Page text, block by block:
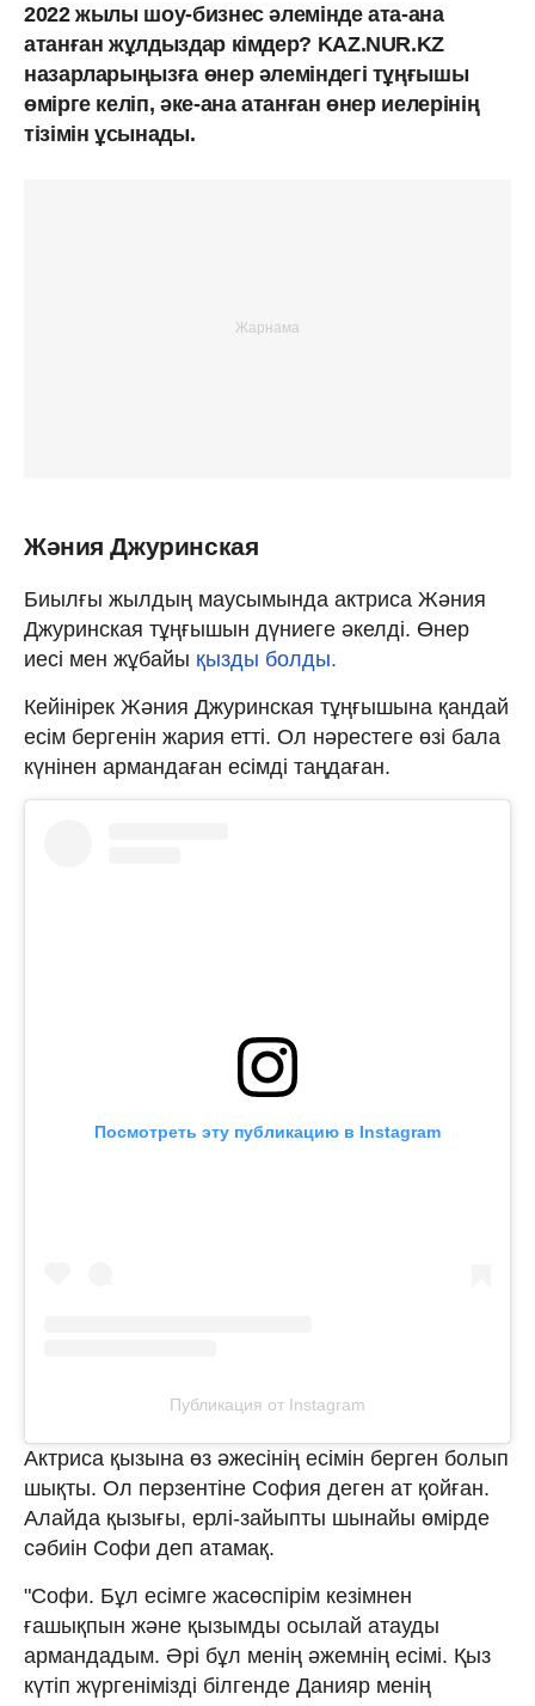
2022 жылы шоу-бизнес әлемінде ата-ана
атанған жұлдыздар кімдер? KAZ.NUR.KZ
назарларыңызға өнер әлеміндегі тұңғышы
өмірге келіп, әке-ана атанған өнер иелерінің
тізімін ұсынады.
Жәния Джуринская
Биылғы жылдың маусымында актриса Жәния
Джуринская тұңғышын дүниеге әкелді. Өнер
иесі мен жұбайы қызды болды.
Кейінірек Жәния Джуринская тұңғышына қандай
есім бергенін жария етті. Ол нәрестеге өзі бала
күнінен армандаған есімді таңдаған.
Посмотреть эту публикацию в Instagram
Публикация от Instagram
Актриса қызына өз әжесінің есімін берген болып
шықты. Ол перзентіне София деген ат қойған.
Алайда қызығы, ерлі-зайыпты шынайы өмірде
сәбиін Софи деп атамақ.
"Софи. Бұл есімге жасөспірім кезімнен
ғашықпын және қызымды осылай атауды
армандадым. Әрі бұл менің әжемнің есімі. Қыз
күтіп жүргенімізді білгенде Данияр менің